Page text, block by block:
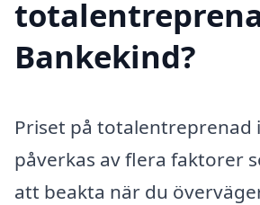
Bankekind?
Priset på totalentreprenad
påverkas av flera faktorer
att beakta när du